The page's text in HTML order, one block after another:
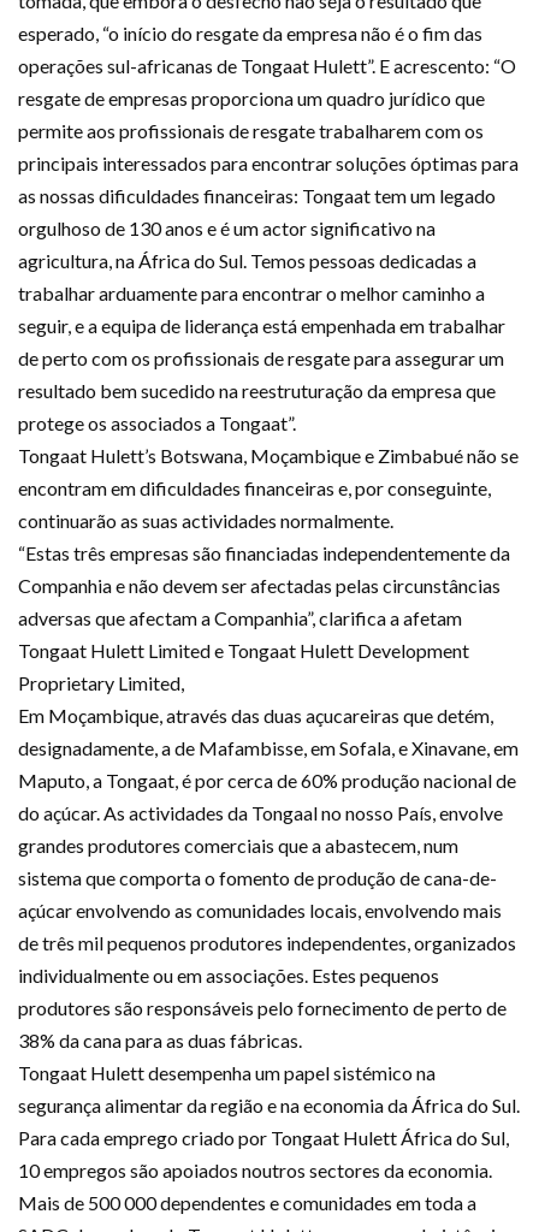
esperado, “o início do resgate da empresa não é o fim das
operações sul-africanas de Tongaat Hulett”. E acrescento: “O
resgate de empresas proporciona um quadro jurídico que
permite aos profissionais de resgate trabalharem com os
principais interessados para encontrar soluções óptimas para
as nossas dificuldades financeiras: Tongaat tem um legado
orgulhoso de 130 anos e é um actor significativo na
agricultura, na África do Sul. Temos pessoas dedicadas a
trabalhar arduamente para encontrar o melhor caminho a
seguir, e a equipa de liderança está empenhada em trabalhar
de perto com os profissionais de resgate para assegurar um
resultado bem sucedido na reestruturação da empresa que
protege os associados a Tongaat”.
Tongaat Hulett’s Botswana, Moçambique e Zimbabué não se
encontram em dificuldades financeiras e, por conseguinte,
continuarão as suas actividades normalmente.
“Estas três empresas são financiadas independentemente da
Companhia e não devem ser afectadas pelas circunstâncias
adversas que afectam a Companhia”, clarifica a afetam
Tongaat Hulett Limited e Tongaat Hulett Development
Proprietary Limited,
Em Moçambique, através das duas açucareiras que detém,
designadamente, a de Mafambisse, em Sofala, e Xinavane, em
Maputo, a Tongaat, é por cerca de 60% produção nacional de
do açúcar. As actividades da Tongaal no nosso País, envolve
grandes produtores comerciais que a abastecem, num
sistema que comporta o fomento de produção de cana-de-
açúcar envolvendo as comunidades locais, envolvendo mais
de três mil pequenos produtores independentes, organizados
individualmente ou em associações. Estes pequenos
produtores são responsáveis pelo fornecimento de perto de
38% da cana para as duas fábricas.
Tongaat Hulett desempenha um papel sistémico na
segurança alimentar da região e na economia da África do Sul.
Para cada emprego criado por Tongaat Hulett África do Sul,
10 empregos são apoiados noutros sectores da economia.
Mais de 500 000 dependentes e comunidades em toda a